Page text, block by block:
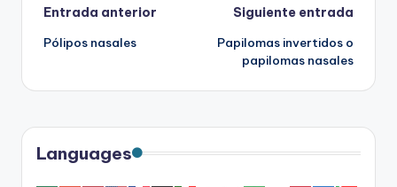
Navegación
de
entradas
Entrada anterior
Pólipos nasales
Siguiente entrada
Papilomas invertidos o
papilomas nasales
Languages